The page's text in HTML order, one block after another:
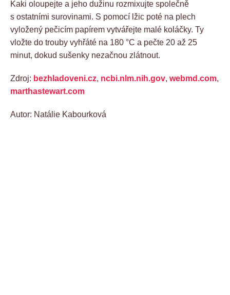
Kaki oloupejte a jeho dužinu rozmixujte společně
s ostatními surovinami. S pomocí lžic poté na plech
vyložený pečicím papírem vytvářejte malé koláčky. Ty
vložte do trouby vyhřáté na 180 °C a pečte 20 až 25
minut, dokud sušenky nezačnou zlátnout.
Zdroj: bezhladoveni.cz, ncbi.nlm.nih.gov, webmd.com,
marthastewart.com
Autor: Natálie Kabourková